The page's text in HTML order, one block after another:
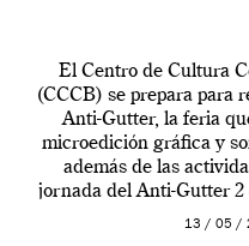
El Centro de Cultura
(CCCB) se prepara para
Anti-Gutter, la feria
microedición gráfica y
además de las
jornada del Anti-Gutter 2
13 / 05 /